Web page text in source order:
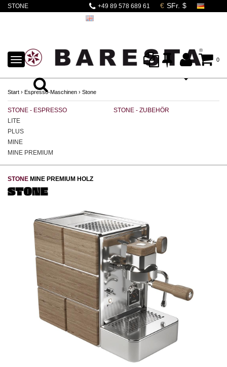
STONE
+49 89 578 689 61
0
TOGGLE
NAVIGATION
Start › Espresso-Maschinen › Stone
STONE - ESPRESSO
LITE
PLUS
MINE
MINE PREMIUM
STONE - ZUBEHÖR
STONE MINE PREMIUM HOLZ
PREMIUM HOLZ
STONE MINE
PREMIUM HOLZ
STONE EXPLO
FRONT/BACK